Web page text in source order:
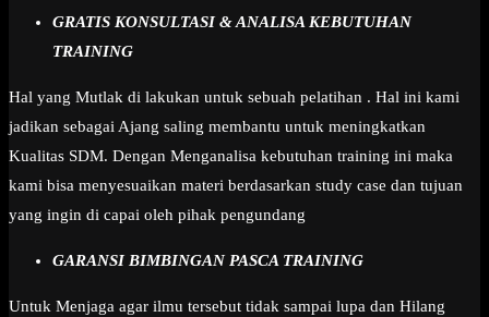
GRATIS KONSULTASI & ANALISA KEBUTUHAN
TRAINING
Hal yang Mutlak di lakukan untuk sebuah pelatihan . Hal ini kami
jadikan sebagai Ajang saling membantu untuk meningkatkan
Kualitas SDM. Dengan Menganalisa kebutuhan training ini maka
kami bisa menyesuaikan materi berdasarkan study case dan tujuan
yang ingin di capai oleh pihak pengundang
GARANSI BIMBINGAN PASCA TRAINING
Untuk Menjaga agar ilmu tersebut tidak sampai lupa dan Hilang